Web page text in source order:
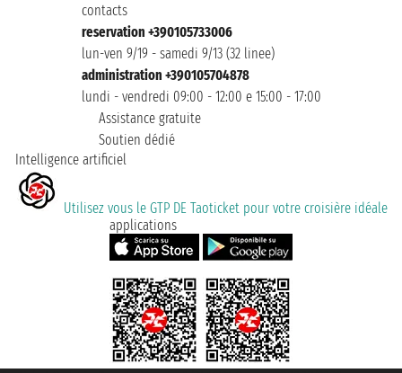
contacts
reservation +390105733006
lun-ven 9/19 - samedi 9/13 (32 linee)
administration +390105704878
lundi - vendredi 09:00 - 12:00 e 15:00 - 17:00
Assistance gratuite
Soutien dédié
Intelligence artificiel
Utilisez vous le GTP DE Taoticket pour votre croisière idéale
applications